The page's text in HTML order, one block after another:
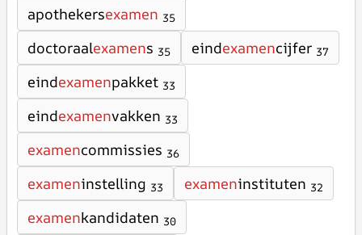
apothekersexamen 35
doctoraalexamens 35 eindexamencijfer 37
eindexamenpakket 33
eindexamenvakken 33
examencommissies 36
exameninstelling 33 exameninstituten 32
examenkandidaten 30